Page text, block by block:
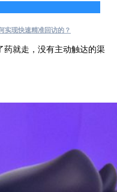
实现快速精准回访的？
药就走，没有主动触达的渠